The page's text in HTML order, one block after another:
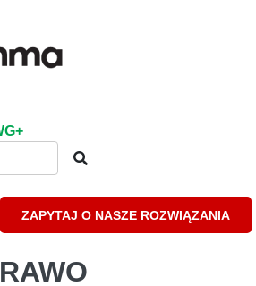
ZAPYTAJ O NASZE ROZWIĄZANIA